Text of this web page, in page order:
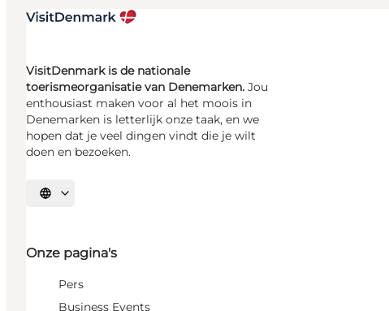
VisitDenmark is de nationale
toerismeorganisatie van Denemarken. Jou
enthousiast maken voor al het moois in
Denemarken is letterlijk onze taak, en we
hopen dat je veel dingen vindt die je wilt
doen en bezoeken.
Selecteer taal
Onze pagina's
Pers
Business Events